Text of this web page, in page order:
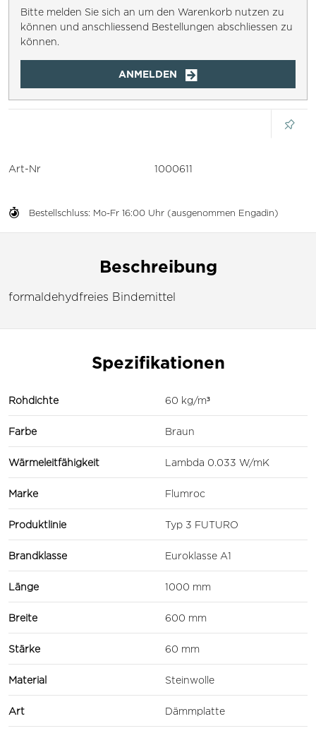
Bitte melden Sie sich an um den Warenkorb nutzen zu
können und anschliessend Bestellungen abschliessen zu
können.
ANMELDEN
Bestellschluss: Mo-Fr 16:00 Uhr (ausgenommen Engadin)
Art-Nr 1000611
Beschreibung
formaldehydfreies Bindemittel
Spezifikationen
Rohdichte 60 kg/m³
Farbe Braun
Wärmeleitfähigkeit Lambda 0.033 W/mK
Marke Flumroc
Produktlinie Typ 3 FUTURO
Brandklasse Euroklasse A1
Länge 1000 mm
Breite 600 mm
Stärke 60 mm
Material Steinwolle
Art Dämmplatte